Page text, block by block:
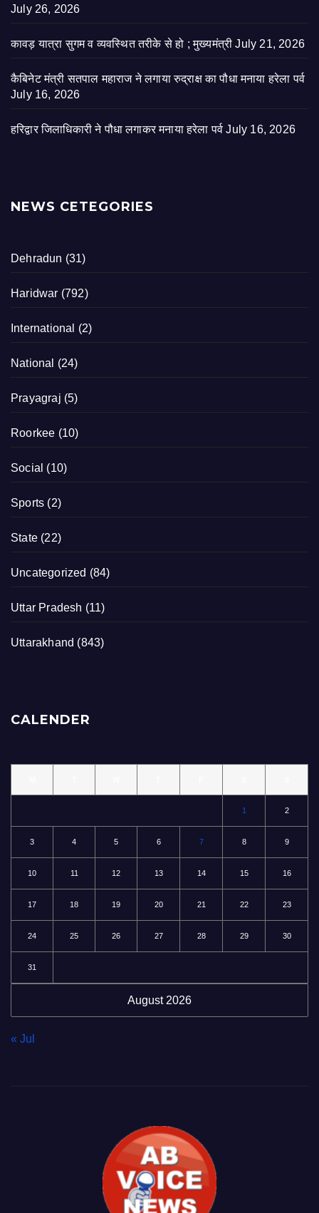
July 26, 2026
कावड़ यात्रा सुगम व व्यवस्थित तरीके से हो ; मुख्यमंत्री July 21, 2026
कैबिनेट मंत्री सतपाल महाराज ने लगाया रुद्राक्ष का पौधा मनाया हरेला पर्व
July 16, 2026
हरिद्वार जिलाधिकारी ने पौधा लगाकर मनाया हरेला पर्व July 16, 2026
NEWS CETEGORIES
Dehradun (31)
Haridwar (792)
International (2)
National (24)
Prayagraj (5)
Roorkee (10)
Social (10)
Sports (2)
State (22)
Uncategorized (84)
Uttar Pradesh (11)
Uttarakhand (843)
CALENDER
August 2026
1 2
3 4 5 6 7 8 9
10 11 12 13 14 15 16
17 18 19 20 21 22 23
24 25 26 27 28 29 30
31
« Jul